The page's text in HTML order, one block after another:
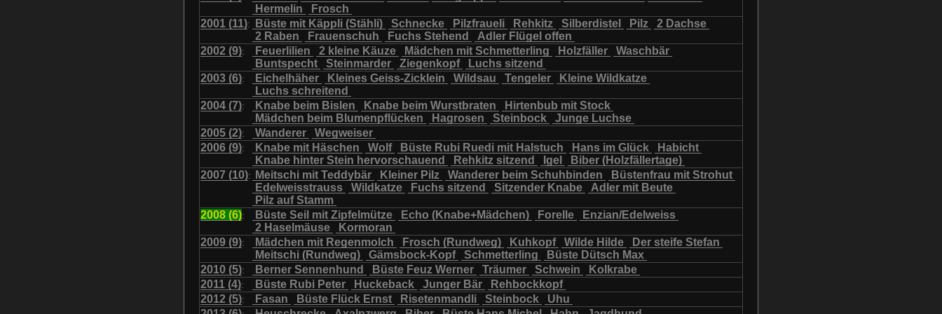
Uhu mit Jungen Waschbär
Hermelin
Frosch
2001 (11): Büste mit Käppli (Stähli) Schnecke Pilzfraueli Rehkitz Silberdistel Pilz
2 Dachse
2 Raben
Frauenschuh Fuchs Stehend
Adler Flügel offen
2002 (9): Feuerlilien 2 kleine Käuze Mädchen mit Schmetterling Holzfäller
Waschbär
Buntspecht
Steinmarder Ziegenkopf
Luchs sitzend
2003 (6): Eichelhäher Kleines Geiss-Zicklein Wildsau Tengeler
Kleine Wildkatze
Luchs schreitend
2004 (7): Knabe beim Bislen Knabe beim Wurstbraten
Hirtenbub mit Stock
Mädchen beim Blumenpflücken
Hagrosen Steinbock
Junge Luchse
2005 (2): Wanderer
Wegweiser
2006 (9): Knabe mit Häschen Wolf Büste Rubi Ruedi mit Halstuch Hans im Glück
Habicht
Knabe hinter Stein hervorschauend
Rehkitz sitzend Igel
Biber (Holzfällertage)
2007 (10): Meitschi mit Teddybär Kleiner Pilz Wanderer beim Schuhbinden
Büstenfrau mit Strohut
Edelweisstrauss
Wildkatze Fuchs sitzend Sitzender Knabe
Adler mit Beute
Pilz auf Stamm
2008 (6): Büste Seil mit Zipfelmütze Echo (Knabe+Mädchen) Forelle
Enzian/Edelweiss
2 Haselmäuse
Kormoran
2009 (9): Mädchen mit Regenmolch Frosch (Rundweg) Kuhkopf Wilde Hilde
Der steife Stefan
Meitschi (Rundweg)
Gämsbock-Kopf Schmetterling
Büste Dütsch Max
2010 (5): Berner Sennenhund Büste Feuz Werner Träumer Schwein
Kolkrabe
2011 (4): Büste Rubi Peter Huckeback Junger Bär
Rehbockkopf
2012 (5): Fasan Büste Flück Ernst Risetenmandli Steinbock
Uhu